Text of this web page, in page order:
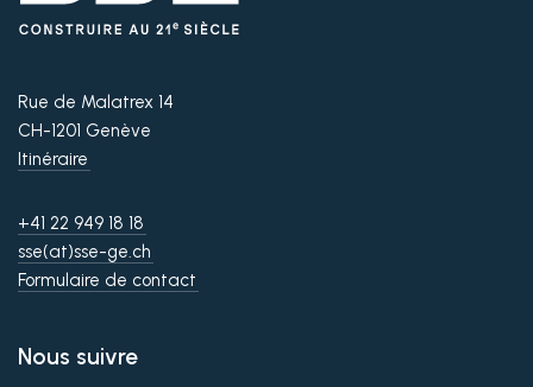
Rue de Malatrex 14
CH-1201 Genève
Itinéraire
+41 22 949 18 18
sse(at)sse-ge.ch
Formulaire de contact
Nous suivre